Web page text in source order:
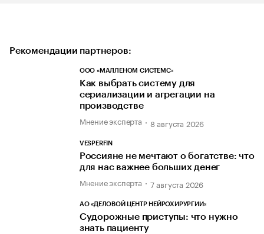
Рекомендации партнеров:
ООО «МАЛЛЕНОМ СИСТЕМС»
Как выбрать систему для
сериализации и агрегации на
производстве
Мнение эксперта 8 августа 2026
VESPERFIN
Россияне не мечтают о богатстве: что
для нас важнее больших денег
Мнение эксперта 7 августа 2026
АО «ДЕЛОВОЙ ЦЕНТР НЕЙРОХИРУРГИИ»
Судорожные приступы: что нужно
знать пациенту